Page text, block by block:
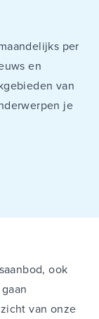
per
en
van
je
ook
van onze